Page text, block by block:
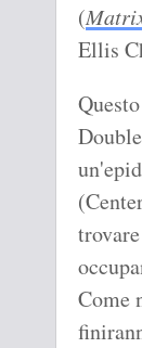
(
Ellis
Come